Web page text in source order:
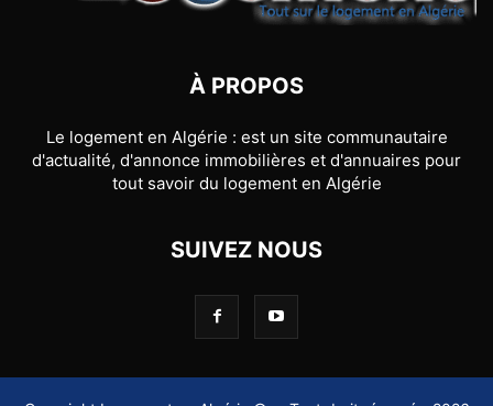
À PROPOS
Le logement en Algérie : est un site communautaire
d'actualité, d'annonce immobilières et d'annuaires pour
tout savoir du logement en Algérie
SUIVEZ NOUS